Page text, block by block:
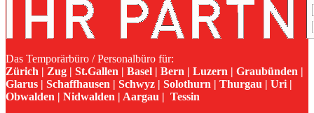
Das Temporärbüro / Personalbüro für:
Zürich | Zug | St.Gallen | Basel | Bern | Luzern | Graubünden |
Glarus | Schaffhausen | Schwyz | Solothurn | Thurgau | Uri |
Obwalden | Nidwalden | Aargau | Tessin